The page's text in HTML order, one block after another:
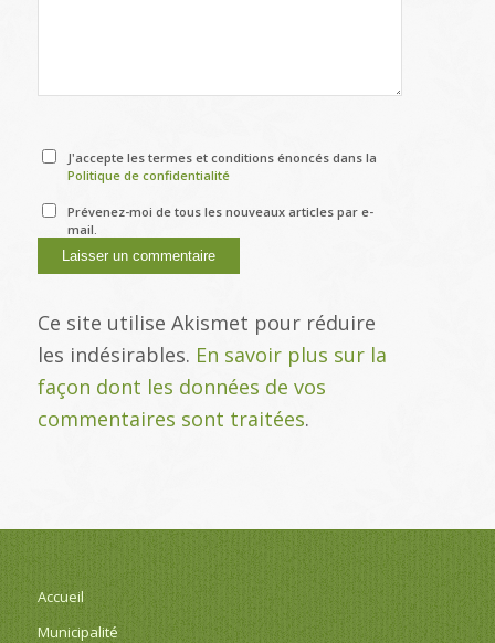
J'accepte les termes et conditions énoncés dans la
Politique de confidentialité
Prévenez-moi de tous les nouveaux articles par e-
mail.
Ce site utilise Akismet pour réduire
les indésirables. En savoir plus sur la
façon dont les données de vos
commentaires sont traitées.
Accueil
Municipalité